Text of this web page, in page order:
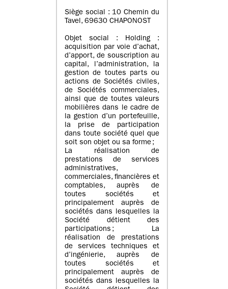
Siège social : 10 Chemin du
Tavel, 69630 CHAPONOST
Objet social : Holding :
acquisition par voie d’achat,
d’apport, de souscription au
capital, l’administration, la
gestion de toutes parts ou
actions de Sociétés civiles,
de Sociétés commerciales,
ainsi que de toutes valeurs
mobilières dans le cadre de
la gestion d’un portefeuille,
la prise de participation
dans toute société quel que
soit son objet ou sa forme ;
La réalisation de
prestations de services
administratives,
commerciales, financières et
comptables, auprès de
toutes sociétés et
principalement auprès de
sociétés dans lesquelles la
Société détient des
participations ; La
réalisation de prestations
de services techniques et
d’ingénierie, auprès de
toutes sociétés et
principalement auprès de
sociétés dans lesquelles la